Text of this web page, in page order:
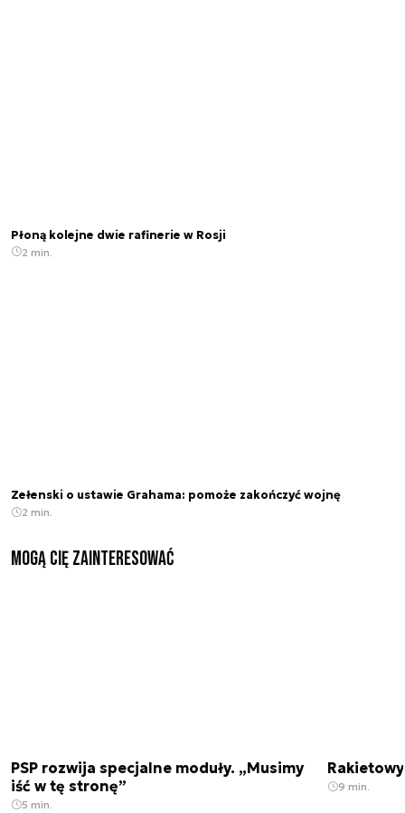
Płoną kolejne dwie rafinerie w Rosji
2 min.
Zełenski o ustawie Grahama: pomoże zakończyć wojnę
2 min.
Mogą Cię zainteresować
PSP rozwija specjalne moduły. „Musimy
iść w tę stronę”
5 min.
9 min.